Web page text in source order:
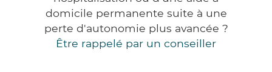
domicile permanente suite à une
perte d'autonomie plus avancée ?
Être rappelé par un conseiller